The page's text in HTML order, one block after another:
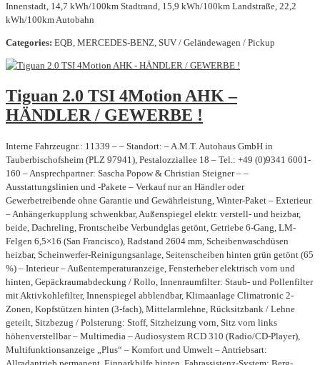
Innenstadt, 14,7 kWh/100km Stadtrand, 15,9 kWh/100km Landstraße, 22,2
kWh/100km Autobahn
Categories: EQB, MERCEDES-BENZ, SUV / Geländewagen / Pickup
Tiguan 2.0 TSI 4Motion AHK –
HÄNDLER / GEWERBE !
Interne Fahrzeugnr.: 11339 – – Standort: – A.M.T. Autohaus GmbH in
Tauberbischofsheim (PLZ 97941), Pestalozziallee 18 – Tel.: +49 (0)9341 6001-
160 – Ansprechpartner: Sascha Popow & Christian Steigner – –
Ausstattungslinien und -Pakete – Verkauf nur an Händler oder
Gewerbetreibende ohne Garantie und Gewährleistung, Winter-Paket – Exterieur
– Anhängerkupplung schwenkbar, Außenspiegel elektr. verstell- und heizbar,
beide, Dachreling, Frontscheibe Verbundglas getönt, Getriebe 6-Gang, LM-
Felgen 6,5×16 (San Francisco), Radstand 2604 mm, Scheibenwaschdüsen
heizbar, Scheinwerfer-Reinigungsanlage, Seitenscheiben hinten grün getönt (65
%) – Interieur – Außentemperaturanzeige, Fensterheber elektrisch vorn und
hinten, Gepäckraumabdeckung / Rollo, Innenraumfilter: Staub- und Pollenfilter
mit Aktivkohlefilter, Innenspiegel abblendbar, Klimaanlage Climatronic 2-
Zonen, Kopfstützen hinten (3-fach), Mittelarmlehne, Rücksitzbank / Lehne
geteilt, Sitzbezug / Polsterung: Stoff, Sitzheizung vorn, Sitz vorn links
höhenverstellbar – Multimedia – Audiosystem RCD 310 (Radio/CD-Player),
Multifunktionsanzeige „Plus“ – Komfort und Umwelt – Antriebsart: